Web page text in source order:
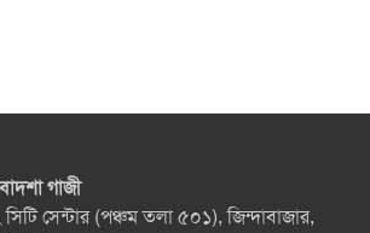
গাজী
সেন্টার (পঞ্চম তলা ৫০১), জিন্দাবাজার,